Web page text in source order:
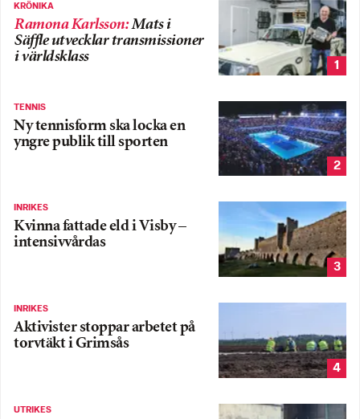
KRÖNIKA
Ramona Karlsson:Mats i
Säffle utvecklar transmissioner
i världsklass
1
TENNIS
Ny tennisform ska locka en
yngre publik till sporten
2
INRIKES
Kvinna fattade eld i Visby –
intensivvårdas
3
INRIKES
Aktivister stoppar arbetet på
torvtäkt i Grimsås
4
UTRIKES